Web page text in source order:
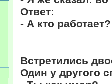
Ответ:
- А кто работает?
Встретились
Один у другого